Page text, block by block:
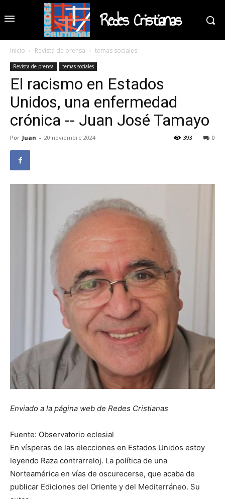
Redes Cristianas
Inicio Revista de prensa temas sociales
Revista de prensa temas sociales
El racismo en Estados
Unidos, una enfermedad
crónica -- Juan José Tamayo
Por Juan - 20 noviembre 2024 0
393
Enviado a la página web de Redes Cristianas
Fuente: Observatorio eclesial
En vísperas de las elecciones en Estados Unidos estoy
leyendo Raza contrarreloj. La política de una
Norteamérica en vías de oscurecerse, que acaba de
publicar Ediciones del Oriente y del Mediterráneo. Su